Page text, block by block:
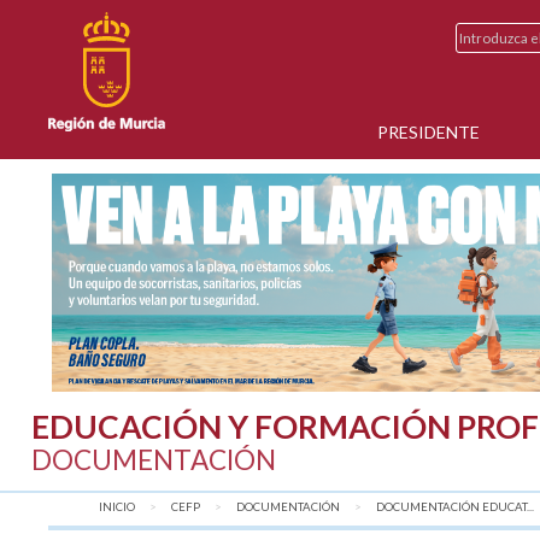
PRESIDENTE
EDUCACIÓN Y FORMACIÓN
DOCUMENTACIÓN
INICIO CEFP DOCUMENTACIÓN DOCUMENTACIÓN EDUCAT...